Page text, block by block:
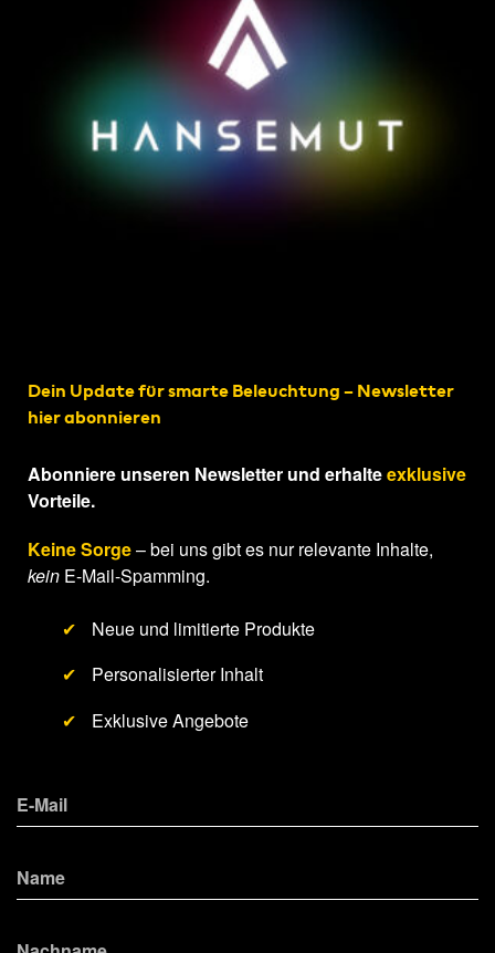
Dein Update für smarte Beleuchtung – Newsletter
hier abonnieren
Abonniere unseren Newsletter und erhalteexklusive
Vorteile.
Keine Sorge– bei uns gibt es nur relevante Inhalte,
kein E-Mail-Spamming.
✔
Neue und limitierte Produkte
✔
Personalisierter Inhalt
✔
Exklusive Angebote